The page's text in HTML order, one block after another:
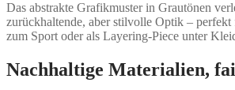
Das abstrakte Grafikmuster in Grautönen
zurückhaltende, aber stilvolle Optik –
zum Sport oder als Layering-Piece unter
Nachhaltige Materialien,